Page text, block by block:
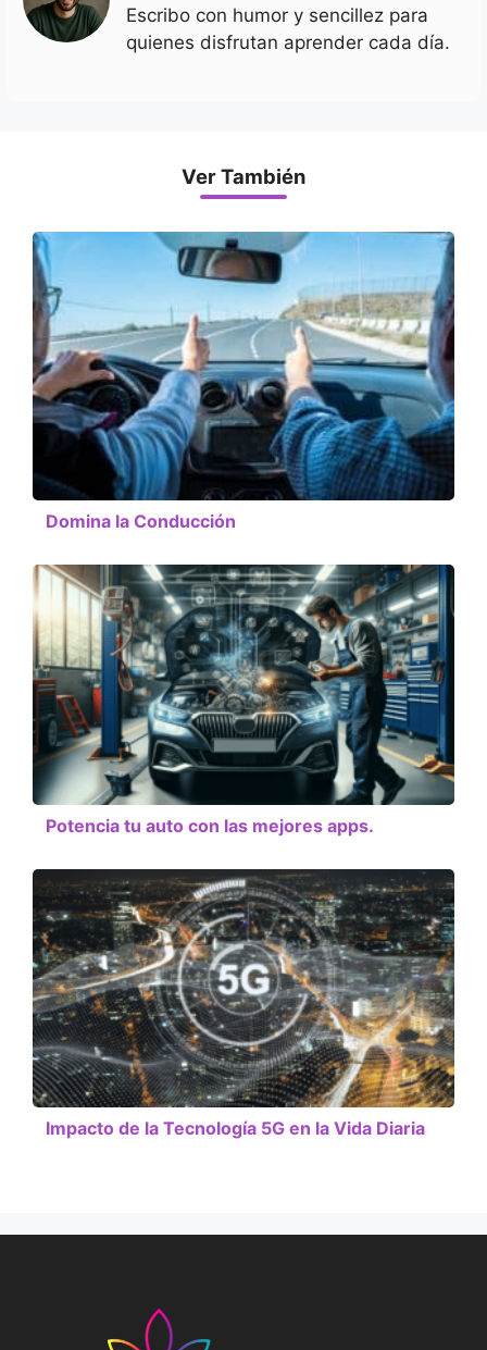
Escribo con humor y sencillez para
quienes disfrutan aprender cada día.
Ver También
Domina la Conducción
Potencia tu auto con las mejores apps.
Impacto de la Tecnología 5G en la Vida Diaria